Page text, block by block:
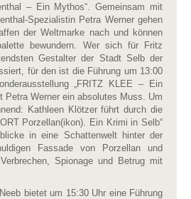
– Ein Mythos“. Gemeinsam mit
Spezialistin Petra Werner gehen
der Weltmarke nach und können
bewundern. Wer sich für Fritz
Gestalter der Stadt Selb der
für den ist die Führung um 13:00
„FRITZ KLEE – Ein
Petra Werner ein absolutes Muss. Um
Kathleen Klötzer führt durch die
Porzellan(ikon). Ein Krimi in Selb“
in eine Schattenwelt hinter der
Fassade von Porzellan und
Spionage und Betrug mit
bietet um 15:30 Uhr eine Führung